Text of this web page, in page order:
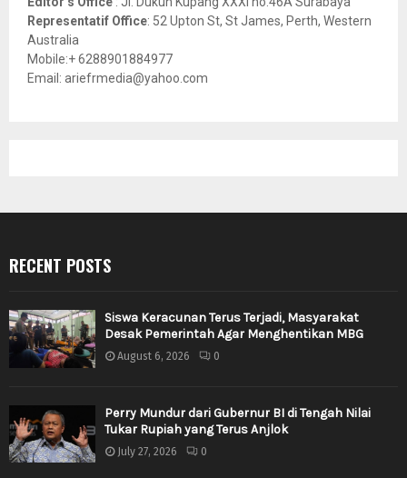
Representatif Office: 52 Upton St, St James, Perth, Western
Australia
Mobile:+ 6288901884977
Email: ariefrmedia@yahoo.com
RECENT POSTS
Siswa Keracunan Terus Terjadi, Masyarakat
Desak Pemerintah Agar Menghentikan MBG
August 6, 2026 0
Perry Mundur dari Gubernur BI di Tengah Nilai
Tukar Rupiah yang Terus Anjlok
July 27, 2026 0